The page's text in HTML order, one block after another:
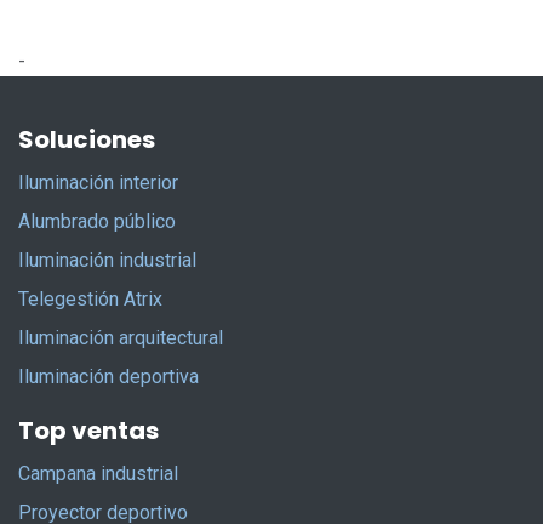
-
Soluciones
Iluminación interior
Alumbrado público
Iluminación industrial
Telegestión Atrix
Iluminación arquitectural
Iluminación deportiva
Top ventas
Campana industrial
Proyector deportivo